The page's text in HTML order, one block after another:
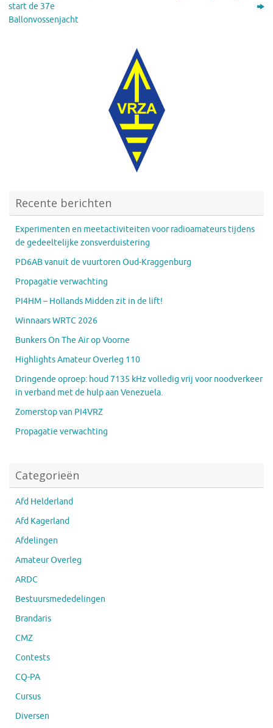
start de 37e
Ballonvossenjacht
Recente berichten
Experimenten en meetactiviteiten voor radioamateurs tijdens
de gedeeltelijke zonsverduistering
PD6AB vanuit de vuurtoren Oud-Kraggenburg
Propagatie verwachting
PI4HM – Hollands Midden zit in de lift!
Winnaars WRTC 2026
Bunkers On The Air op Voorne
Highlights Amateur Overleg 110
Dringende oproep: houd 7135 kHz volledig vrij voor noodverkeer
in verband met de hulp aan Venezuela.
Zomerstop van PI4VRZ
Propagatie verwachting
Categorieën
Afd Helderland
Afd Kagerland
Afdelingen
Amateur Overleg
ARDC
Bestuursmededelingen
Brandaris
CMZ
Contests
CQ-PA
Cursus
Diversen